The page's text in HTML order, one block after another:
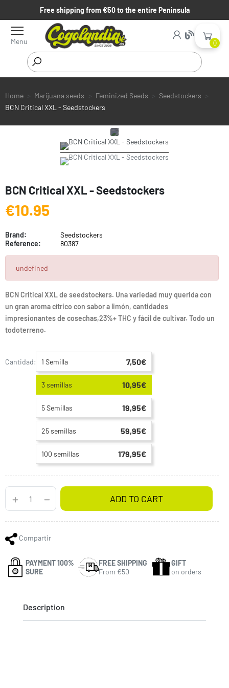
Free shipping from €50 to the entire Peninsula
Menu 0
Home Marijuana seeds Feminized Seeds
Seedstockers
BCN Critical XXL - Seedstockers
BCN Critical XXL - Seedstockers
€10.95
Brand:
Seedstockers
Reference:
80387
undefined
BCN Critical XXL de seedstockers. Una variedad muy querida con
un gran aroma cítrico con sabor a limón, cantidades
impresionantes de cosechas,23%+ THC y fácil de cultivar. Todo un
todoterreno.
Cantidad:: 1 Semilla 7,50€
3 semillas 10,95€
5 Semillas 19,95€
25 semillas 59,95€
100 semillas 179,95€
ADD TO CART
Compartir
PAYMENT 100%
SURE
FREE SHIPPING
From €50
GIFT
on orders
Description